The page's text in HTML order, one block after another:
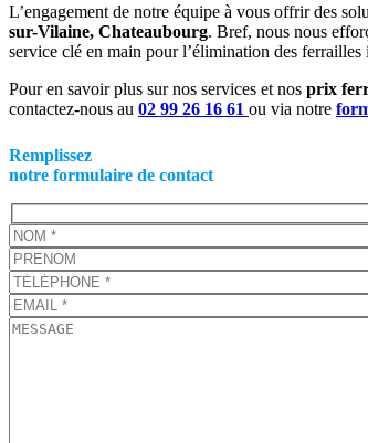
L’engagement de notre équipe à vous offrir des
sur-Vilaine, Chateaubourg. Bref, nous nous
service clé en main pour l’élimination des ferrailles
Pour en savoir plus sur nos services et nos prix
contactez-nous au 02 99 26 16 61 ou via notre
Remplissez
notre formulaire de contact